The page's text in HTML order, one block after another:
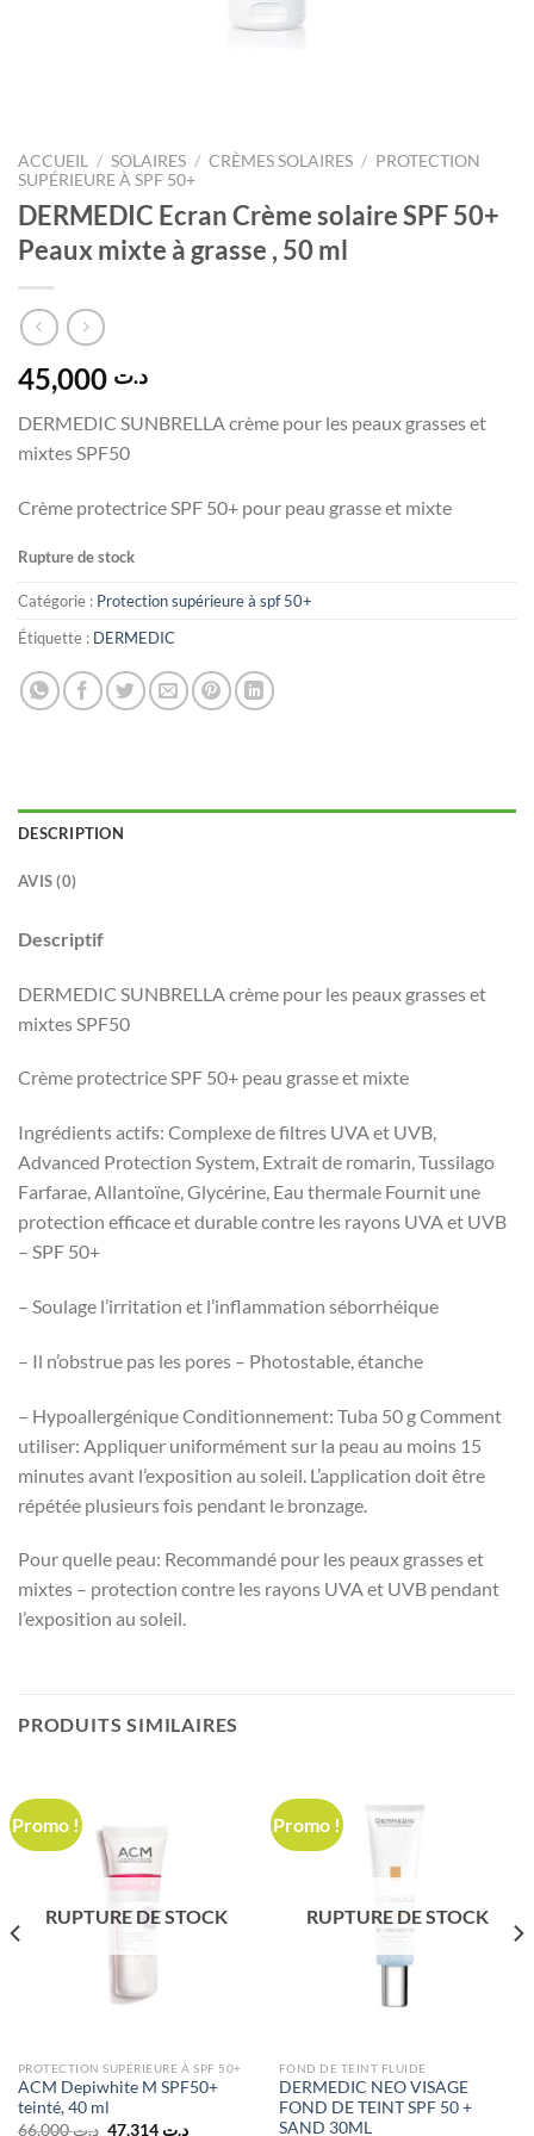
ACCUEIL / SOLAIRES / CRÈMES SOLAIRES / PROTECTION
SUPÉRIEURE À SPF 50+
DERMEDIC Ecran Crème solaire SPF 50+
Peaux mixte à grasse , 50 ml
د.ت
DERMEDIC SUNBRELLA crème pour les peaux grasses et
mixtes SPF50
Crème protectrice SPF 50+ pour peau grasse et mixte
Rupture de stock
Catégorie : Protection supérieure à spf 50+
Étiquette : DERMEDIC
DESCRIPTION
AVIS (0)
Descriptif
DERMEDIC SUNBRELLA crème pour les peaux grasses et
mixtes SPF50
Crème protectrice SPF 50+ peau grasse et mixte
Ingrédients actifs: Complexe de filtres UVA et UVB,
Advanced Protection System, Extrait de romarin, Tussilago
Farfarae, Allantoïne, Glycérine, Eau thermale Fournit une
protection efficace et durable contre les rayons UVA et UVB
– SPF 50+
– Soulage l’irritation et l’inflammation séborrhéique
– Il n’obstrue pas les pores – Photostable, étanche
– Hypoallergénique Conditionnement: Tuba 50 g Comment
utiliser: Appliquer uniformément sur la peau au moins 15
minutes avant l’exposition au soleil. L’application doit être
répétée plusieurs fois pendant le bronzage.
Pour quelle peau: Recommandé pour les peaux grasses et
mixtes – protection contre les rayons UVA et UVB pendant
l’exposition au soleil.
PRODUITS SIMILAIRES
Promo !
RUPTURE DE STOCK
PROTECTION SUPÉRIEURE À SPF 50+
ACM Depiwhite M SPF50+
teinté, 40 ml
د.ت66,000
Le
د.ت 47,314
Le
Promo !
RUPTURE DE STOCK
FOND DE TEINT FLUIDE
DERMEDIC NEO VISAGE
FOND DE TEINT SPF 50 +
SAND 30ML